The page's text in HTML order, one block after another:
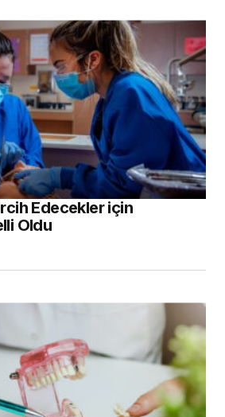
Edecekler için
Oldu